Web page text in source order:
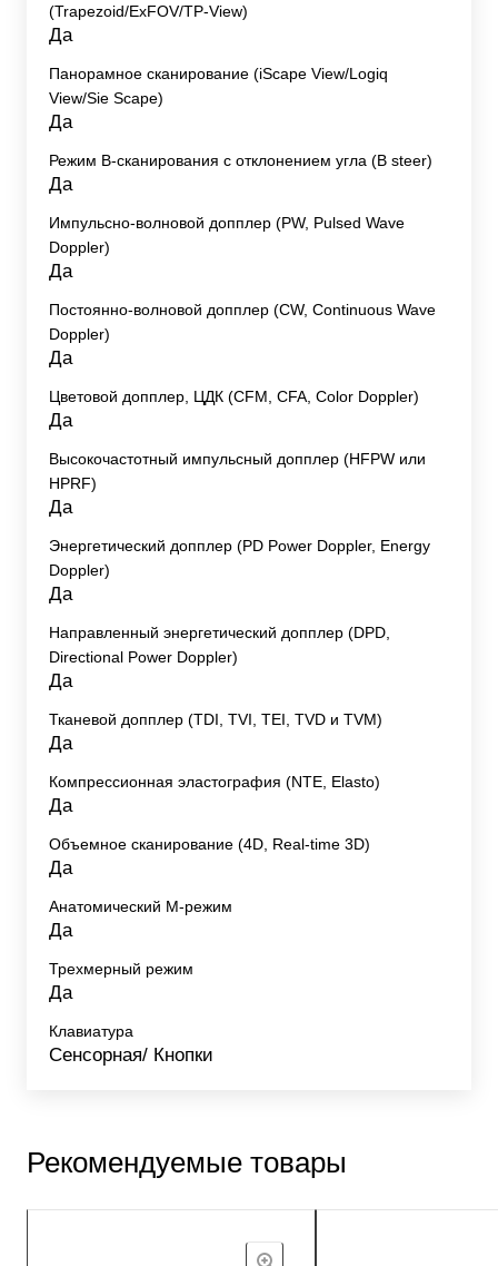
(Trapezoid/ExFOV/TP-View)
Да
Панорамное сканирование (iScape View/Logiq
View/Sie Scape)
Да
Режим B-сканирования с отклонением угла (B steer)
Да
Импульсно-волновой допплер (PW, Pulsed Wave
Doppler)
Да
Постоянно-волновой допплер (CW, Continuous Wave
Doppler)
Да
Цветовой допплер, ЦДК (CFM, CFA, Color Doppler)
Да
Высокочастотный импульсный допплер (HFPW или
HPRF)
Да
Энергетический допплер (PD Power Doppler, Energy
Doppler)
Да
Направленный энергетический допплер (DPD,
Directional Power Doppler)
Да
Тканевой допплер (TDI, TVI, TEI, TVD и TVM)
Да
Компрессионная эластография (NTE, Elasto)
Да
Объемное сканирование (4D, Real-time 3D)
Да
Анатомический М-режим
Да
Трехмерный режим
Да
Клавиатура
Сенсорная/ Кнопки
Рекомендуемые товары